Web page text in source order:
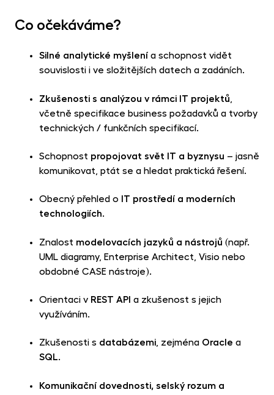
Co očekáváme?
Silné analytické myšlenía schopnost vidět
souvislosti i ve složitějších datech a zadáních.
Zkušenosti s analýzou v rámci IT projektů
včetně specifikace business požadavků a tvorby
technických / funkčních specifikací.
Schopnost propojovat svět IT a byznysu – jasně
komunikovat, ptát se a hledat praktická řešení.
Obecný přehled o
IT prostředí a moderních
technologiích.
Znalost modelovacích jazyků a nástrojů (např.
UML diagramy, Enterprise Architect, Visio nebo
obdobné CASE nástroje).
Orientaci v REST API a zkušenost s jejich
využíváním.
Zkušenosti s databázemi, zejména Oracle a
SQL.
Komunikační dovednosti, selský rozum a